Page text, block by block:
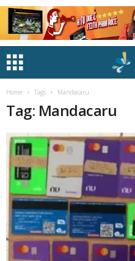
Home Tags Mandacaru
Tag: Mandacaru